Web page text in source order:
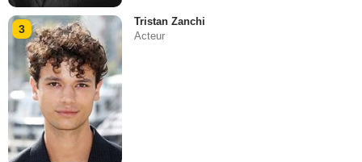
3
Tristan Zanchi
Acteur